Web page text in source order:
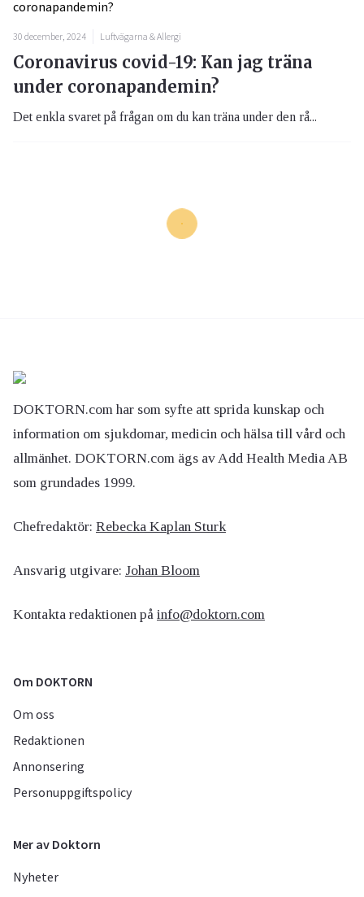
30 december, 2024 Luftvägarna & Allergi
Coronavirus covid-19: Kan jag träna
under coronapandemin?
Det enkla svaret på frågan om du kan träna under den rå...
DOKTORN.com har som syfte att sprida kunskap och
information om sjukdomar, medicin och hälsa till vård och
allmänhet. DOKTORN.com ägs av Add Health Media AB
som grundades 1999.
Chefredaktör: Rebecka Kaplan Sturk
Ansvarig utgivare: Johan Bloom
Kontakta redaktionen på info@doktorn.com
Om DOKTORN
Om oss
Redaktionen
Annonsering
Personuppgiftspolicy
Mer av Doktorn
Nyheter